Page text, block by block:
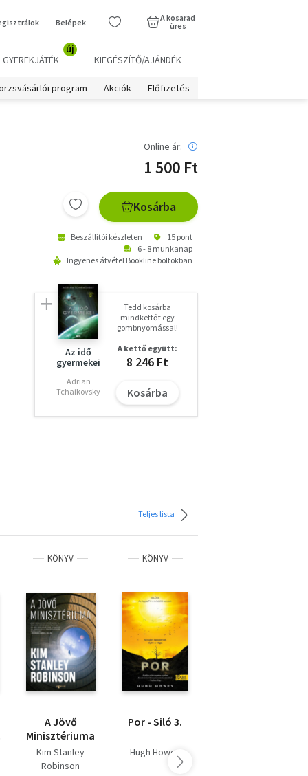
Belépek
A kosarad
üres
GYEREKJÁTÉK
új
KIEGÉSZÍTŐ/AJÁNDÉK
program Akciók Előfizetés
Online ár:
1 500 Ft
Kosárba
Beszállítói készleten
15 pont
6 - 8 munkanap
Ingyenes átvétel Bookline boltokban
Az idő
gyermekei
Adrian
Tchaikovsky
Tedd kosárba
mindkettőt egy
gombnyomással!
A kettő együtt:
8 246 Ft
Kosárba
Teljes lista
KÖNYV
A Jövő
Minisztériuma
Kim Stanley
Robinson
KÖNYV
Por - Siló 3.
Hugh Howey